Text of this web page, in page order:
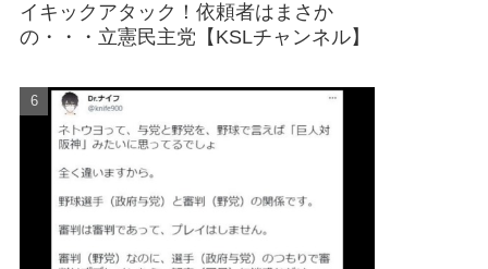
イキックアタック！依頼者はまさか
の・・・立憲民主党【KSLチャンネル】